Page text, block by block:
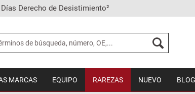
Derecho de Desistimiento²
MARCAS EQUIPO RAREZAS NUEVO BLOG